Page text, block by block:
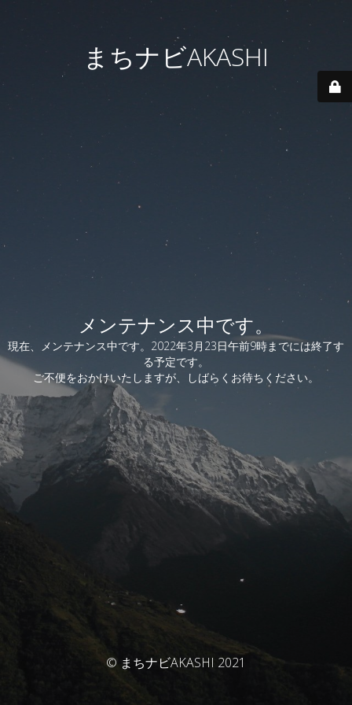
まちナビAKASHI
メンテナンス中です。
現在、メンテナンス中です。2022年3月23日午前9時までには終了す
る予定です。
ご不便をおかけいたしますが、しばらくお待ちください。
© まちナビAKASHI 2021